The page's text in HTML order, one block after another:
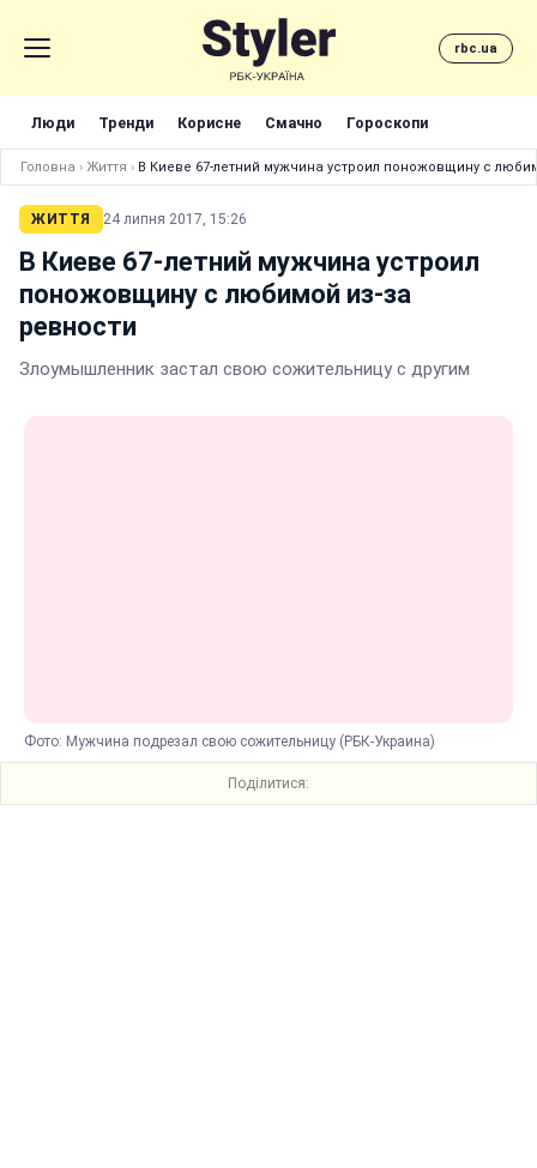
rbc.ua
Люди Тренди Корисне Смачно Гороскопи
Головна › Життя › В Киеве 67-летний мужчина устроил поножовщину с
ЖИТТЯ 24 липня 2017, 15:26
В Киеве 67-летний мужчина устроил
поножовщину с любимой из-за
ревности
Злоумышленник застал свою сожительницу с другим
Фото: Мужчина подрезал свою сожительницу (РБК-Украина)
Поділитися: